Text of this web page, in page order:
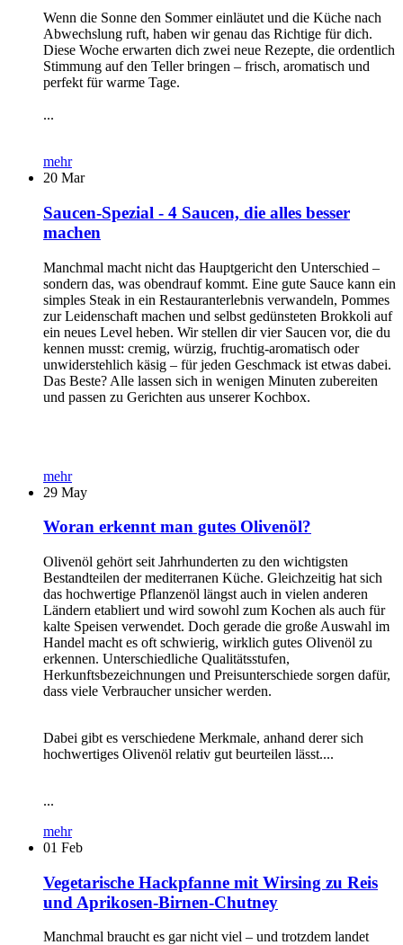
Wenn die Sonne den Sommer einläutet und die Küche nach
Abwechslung ruft, haben wir genau das Richtige für dich.
Diese Woche erwarten dich zwei neue Rezepte, die ordentlich
Stimmung auf den Teller bringen – frisch, aromatisch und
perfekt für warme Tage.
...
mehr
20 Mar
Saucen-Spezial - 4 Saucen, die alles besser
machen
Manchmal macht nicht das Hauptgericht den Unterschied –
sondern das, was obendrauf kommt. Eine gute Sauce kann ein
simples Steak in ein Restauranterlebnis verwandeln, Pommes
zur Leidenschaft machen und selbst gedünsteten Brokkoli auf
ein neues Level heben. Wir stellen dir vier Saucen vor, die du
kennen musst: cremig, würzig, fruchtig-aromatisch oder
unwiderstehlich käsig – für jeden Geschmack ist etwas dabei.
Das Beste? Alle lassen sich in wenigen Minuten zubereiten
und passen zu Gerichten aus unserer Kochbox.
mehr
29 May
Woran erkennt man gutes Olivenöl?
Olivenöl gehört seit Jahrhunderten zu den wichtigsten
Bestandteilen der mediterranen Küche. Gleichzeitig hat sich
das hochwertige Pflanzenöl längst auch in vielen anderen
Ländern etabliert und wird sowohl zum Kochen als auch für
kalte Speisen verwendet. Doch gerade die große Auswahl im
Handel macht es oft schwierig, wirklich gutes Olivenöl zu
erkennen. Unterschiedliche Qualitätsstufen,
Herkunftsbezeichnungen und Preisunterschiede sorgen dafür,
dass viele Verbraucher unsicher werden.
Dabei gibt es verschiedene Merkmale, anhand derer sich
hochwertiges Olivenöl relativ gut beurteilen lässt....
...
mehr
01 Feb
Vegetarische Hackpfanne mit Wirsing zu Reis
und Aprikosen-Birnen-Chutney
Manchmal braucht es gar nicht viel – und trotzdem landet